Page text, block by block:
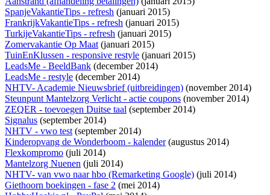
SpanjeVakantieTips - refresh (januari 2015)
FrankrijkVakantieTips - refresh (januari 2015)
TurkijeVakantieTips - refresh (januari 2015)
Zomervakantie Op Maat(januari 2015)
TuinEnKlussen - responsive restyle (januari 2015)
LeadsMe - BeeldBank (december 2014)
LeadsMe - restyle (december 2014)
NHTV- Academie Nieuwsbrief (uitbreidingen) (november 2014)
Steunpunt Mantelzorg Verlicht - actie coupons (november 2014)
ZEQER - toevoegen Duitse taal (september 2014)
Signalus (september 2014)
NHTV - vwo test(september 2014)
Kinderopvang de Wonderboom - kalender(augustus 2014)
Flexkompromo (juli 2014)
Mantelzorg Nuenen (juli 2014)
NHTV- van vwo naar hbo (Remarketing Google) (juli 2014)
Giethoorn boekingen - fase 2 (mei 2014)